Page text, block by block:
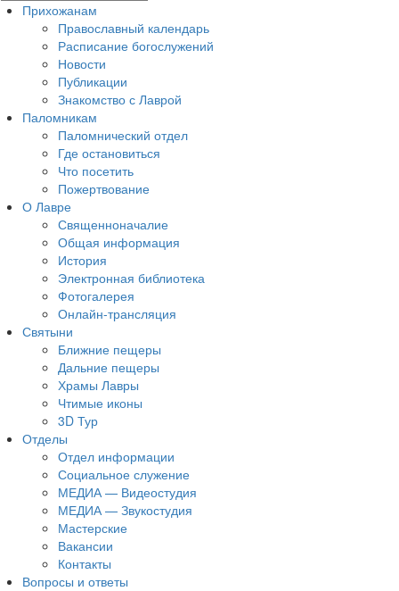
Прихожанам
Православный календарь
Расписание богослужений
Новости
Публикации
Знакомство с Лаврой
Паломникам
Паломнический отдел
Где остановиться
Что посетить
Пожертвование
О Лавре
Священноначалие
Общая информация
История
Электронная библиотека
Фотогалерея
Онлайн-трансляция
Святыни
Ближние пещеры
Дальние пещеры
Храмы Лавры
Чтимые иконы
3D Тур
Отделы
Отдел информации
Социальное служение
МЕДИА — Видеостудия
МЕДИА — Звукостудия
Мастерские
Вакансии
Контакты
Вопросы и ответы